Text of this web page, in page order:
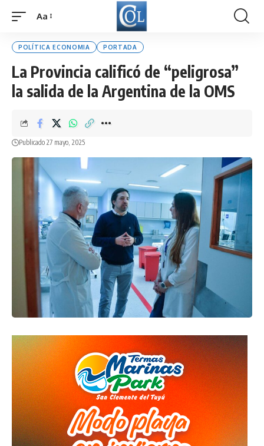
Font
Aa
POLÍTICA ECONOMIA PORTADA
La Provincia calificó de “peligrosa”
la salida de la Argentina de la OMS
Publicado 27 mayo, 2025